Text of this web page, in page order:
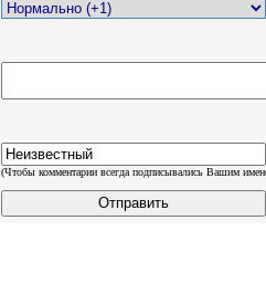
(Чтобы комментарии всегда подписывались Вашим